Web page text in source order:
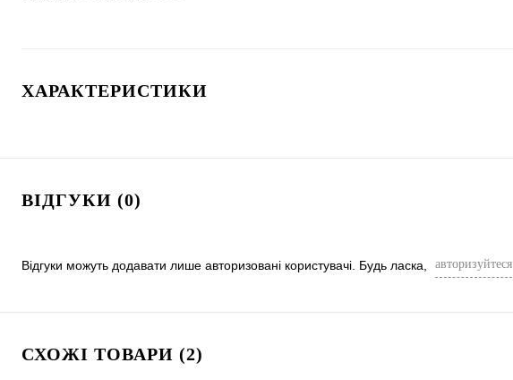
ХАРАКТЕРИСТИКИ
ВІДГУКИ (0)
Відгуки можуть додавати лише авторизовані користувачі. Будь ласка, авторизуйтеся
СХОЖІ ТОВАРИ (2)